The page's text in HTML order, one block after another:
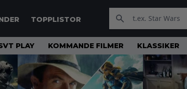
TOPPLISTOR
PLAY KOMMANDE FILMER KLASSIKER